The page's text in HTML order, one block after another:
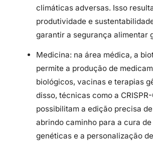
climáticas adversas. Isso
produtividade e
garantir a segurança alimentar
Medicina: na área médica, a
permite a produção de
biológicos, vacinas e terapias
disso, técnicas como a
possibilitam a edição precisa
abrindo caminho para a cura
genéticas e a personalização de